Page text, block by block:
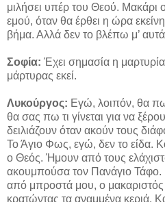
μιλήσει υπέρ του Θεού. Μακάρι
εμού, όταν θα έρθει η ώρα
βήμα. Αλλά δεν το βλέπω μ’
Σοφία: Έχει σημασία η
μάρτυρας εκεί.
Λυκούργος: Εγώ, λοιπόν, θα
θα σας πω τι γίνεται για να
δειλιάζουν όταν ακούν τους
Το Άγιο Φως, εγώ, δεν το είδα.
ο Θεός. Ήμουν από τους
ακουμπούσα τον Πανάγιο Τάφο.
από μπροστά μου, ο
κρατώντας τα αναμμένα κεριά.